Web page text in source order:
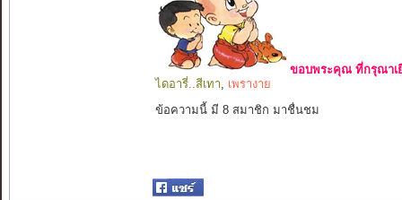
ขอบพระคุณ ที่กรุณาเ
ไดอารี่..สีเทา, เพรางาย
ข้อความนี้ มี 8 สมาชิก มาชื่นชม